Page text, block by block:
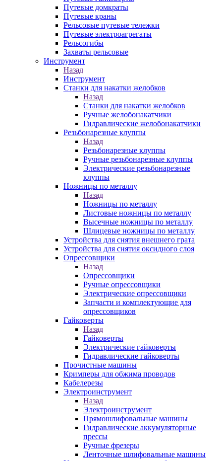
Путевые домкраты
Путевые краны
Рельсовые путевые тележки
Путевые электроагрегаты
Рельсогибы
Захваты рельсовые
Инструмент
Назад
Инструмент
Станки для накатки желобков
Назад
Станки для накатки желобков
Ручные желобонакатчики
Гидравлические желобонакатчики
Резьбонарезные клуппы
Назад
Резьбонарезные клуппы
Ручные резьбонарезные клуппы
Электрические резьбонарезные
клуппы
Ножницы по металлу
Назад
Ножницы по металлу
Листовые ножницы по металлу
Высечные ножницы по металлу
Шлицевые ножницы по металлу
Устройства для снятия внешнего грата
Устройства для снятия оксидного слоя
Опрессовщики
Назад
Опрессовщики
Ручные опрессовщики
Электрические опрессовщики
Запчасти и комплектующие для
опрессовщиков
Гайковерты
Назад
Гайковерты
Электрические гайковерты
Гидравлические гайковерты
Прочистные машины
Кримперы для обжима проводов
Кабелерезы
Электроинструмент
Назад
Электроинструмент
Прямошлифовальные машины
Гидравлические аккумуляторные
прессы
Ручные фрезеры
Ленточные шлифовальные машины